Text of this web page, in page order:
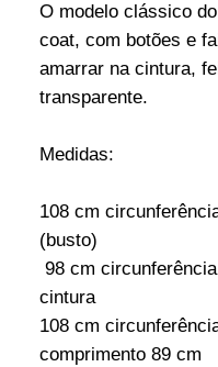
O modelo clássico
coat, com botões e
amarrar na cintura,
transparente.
Medidas:
108 cm
(busto)
98 cm
cintura
108 cm
comprimento 89 cm